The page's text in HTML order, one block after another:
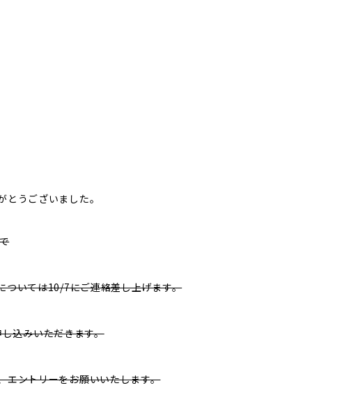
うございました。
いては10/7にご連絡差し上げます。
込みいただきます。
エントリーをお願いいたします。